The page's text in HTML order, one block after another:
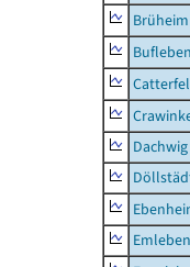
Brüheim
Dachwig
Emleben